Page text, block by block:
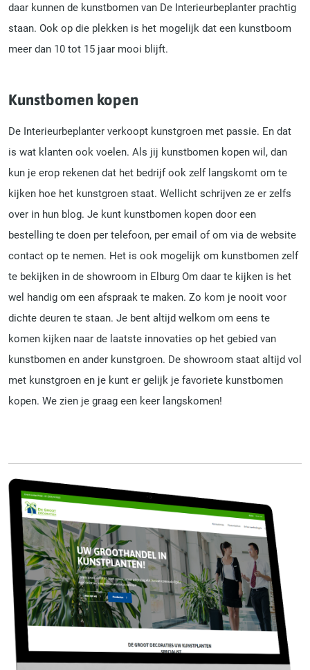
daar kunnen de kunstbomen van De Interieurbeplanter prachtig
staan. Ook op die plekken is het mogelijk dat een kunstboom
meer dan 10 tot 15 jaar mooi blijft.
Kunstbomen kopen
De Interieurbeplanter verkoopt kunstgroen met passie. En dat
is wat klanten ook voelen. Als jij kunstbomen kopen wil, dan
kun je erop rekenen dat het bedrijf ook zelf langskomt om te
kijken hoe het kunstgroen staat. Wellicht schrijven ze er zelfs
over in hun blog. Je kunt kunstbomen kopen door een
bestelling te doen per telefoon, per email of om via de website
contact op te nemen. Het is ook mogelijk om kunstbomen zelf
te bekijken in de showroom in Elburg Om daar te kijken is het
wel handig om een afspraak te maken. Zo kom je nooit voor
dichte deuren te staan. Je bent altijd welkom om eens te
komen kijken naar de laatste innovaties op het gebied van
kunstbomen en ander kunstgroen. De showroom staat altijd vol
met kunstgroen en je kunt er gelijk je favoriete kunstbomen
kopen. We zien je graag een keer langskomen!